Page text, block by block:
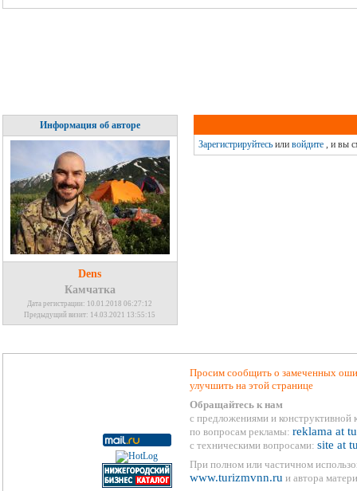
Информация об авторе
Dens
Камчатка
Дата регистрации: 10.01.2018 06:27:12
Предыдущий визит: 14.03.2021 13:55:15
Зарегистрируйтесьили войдите, и вы
Просим сообщить о замеченных
улучшить на этой странице
Обращайтесь к нам
с предложениями и конструктивной
по вопросам рекламы: reklama at
с техническими вопросами: site at
При полном или частичном
www.turizmvnn.ru и автора